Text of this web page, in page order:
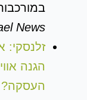
News
זלנסקי:
הגנה
העסקה?